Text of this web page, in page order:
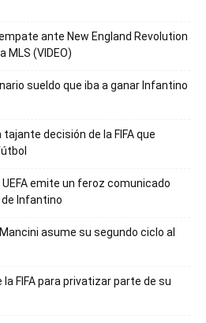
ante New England Revolution
MLS (VIDEO)
sueldo que iba a ganar Infantino
decisión de la FIFA que
emite un feroz comunicado
Infantino
asume su segundo ciclo al
FIFA para privatizar parte de su